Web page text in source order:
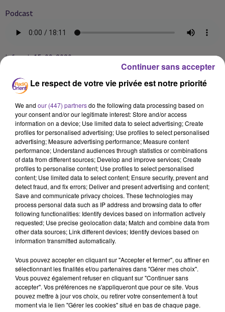
Podcast
jr fr soir 15-09-2020
LA PLAYLIST
Le respect de votre vie privée est notre priorité
We and our (447) partnersdo the following data processing based on
your consent and/or our legitimate interest: Store and/or access
information on a device; Use limited data to select advertising; Create
profiles for personalised advertising; Use profiles to select personalised
advertising; Measure advertising performance; Measure content
performance; Understand audiences through statistics or combinations
of data from different sources; Develop and improve services; Create
profiles to personalise content; Use profiles to select personalised
content; Use limited data to select content; Ensure security, prevent and
detect fraud, and fix errors; Deliver and present advertising and content;
Save and communicate privacy choices. These technologies may
process personal data such as IP address and browsing data to offer
following functionalities: Identify devices based on information actively
requested; Use precise geolocation data; Match and combine data from
other data sources; Link different devices; Identify devices based on
information transmitted automatically.
Vous pouvez accepter en cliquant sur "Accepter et fermer", ou affiner en
sélectionnant les finalités et/ou partenaires dans "Gérer mes choix".
Vous pouvez également refuser en cliquant sur "Continuer sans
accepter". Vos préférences ne s'appliqueront que pour ce site. Vous
pouvez mettre à jour vos choix, ou retirer votre consentement à tout
moment via le lien "Gérer les cookies" situé en bas de chaque page.
Continuer sans accepter